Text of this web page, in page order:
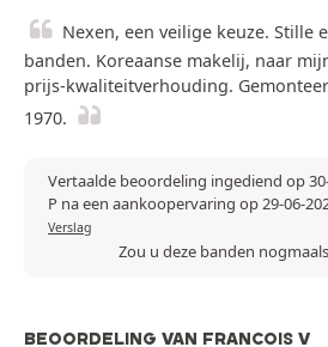
Nexen, een veilige keuze. Stille
banden. Koreaanse makelij, naar
prijs-kwaliteitverhouding.
1970.
Vertaalde beoordeling ingediend op
P na een aankoopervaring op 29-06-
Verslag
Zou u deze banden
BEOORDELING VAN FRANCOIS V